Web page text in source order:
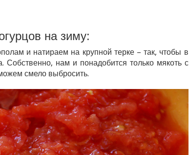
на зиму:
и натираем на крупной терке – так, чтобы в
Собственно, нам и понадобится только мякоть с
смело выбросить.